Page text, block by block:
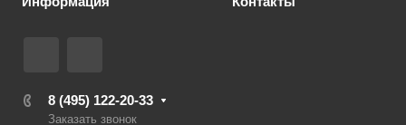
8 (495) 122-20-33
Заказать звонок